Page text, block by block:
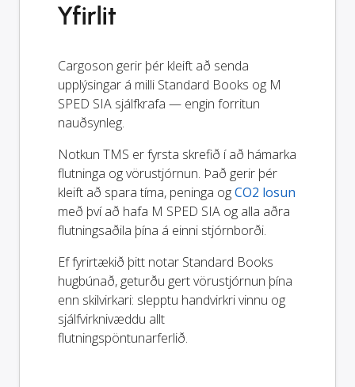
Yfirlit
Cargoson gerir þér kleift að senda
upplýsingar á milli Standard Books og M
SPED SIA sjálfkrafa — engin forritun
nauðsynleg.
Notkun TMS er fyrsta skrefið í að hámarka
flutninga og vörustjórnun. Það gerir þér
kleift að spara tíma, peninga ogCO2 losun
með því að hafa M SPED SIA og alla aðra
flutningsaðila þína á einni stjórnborði.
Ef fyrirtækið þitt notar Standard Books
hugbúnað, geturðu gert vörustjórnun þína
enn skilvirkari: slepptu handvirkri vinnu og
sjálfvirknivæddu allt
flutningspöntunarferlið.